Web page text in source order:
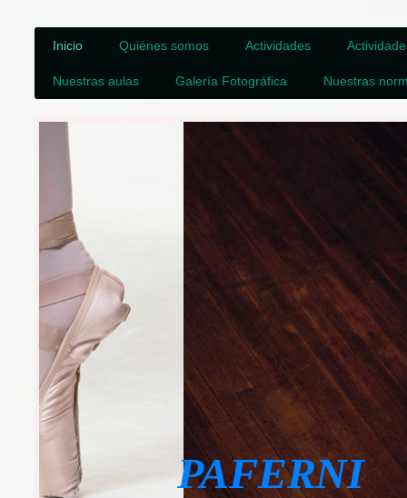
Inicio Quiénes somos Actividades
Nuestras aulas Galería Fotográfica Nuestras
PAFERNI